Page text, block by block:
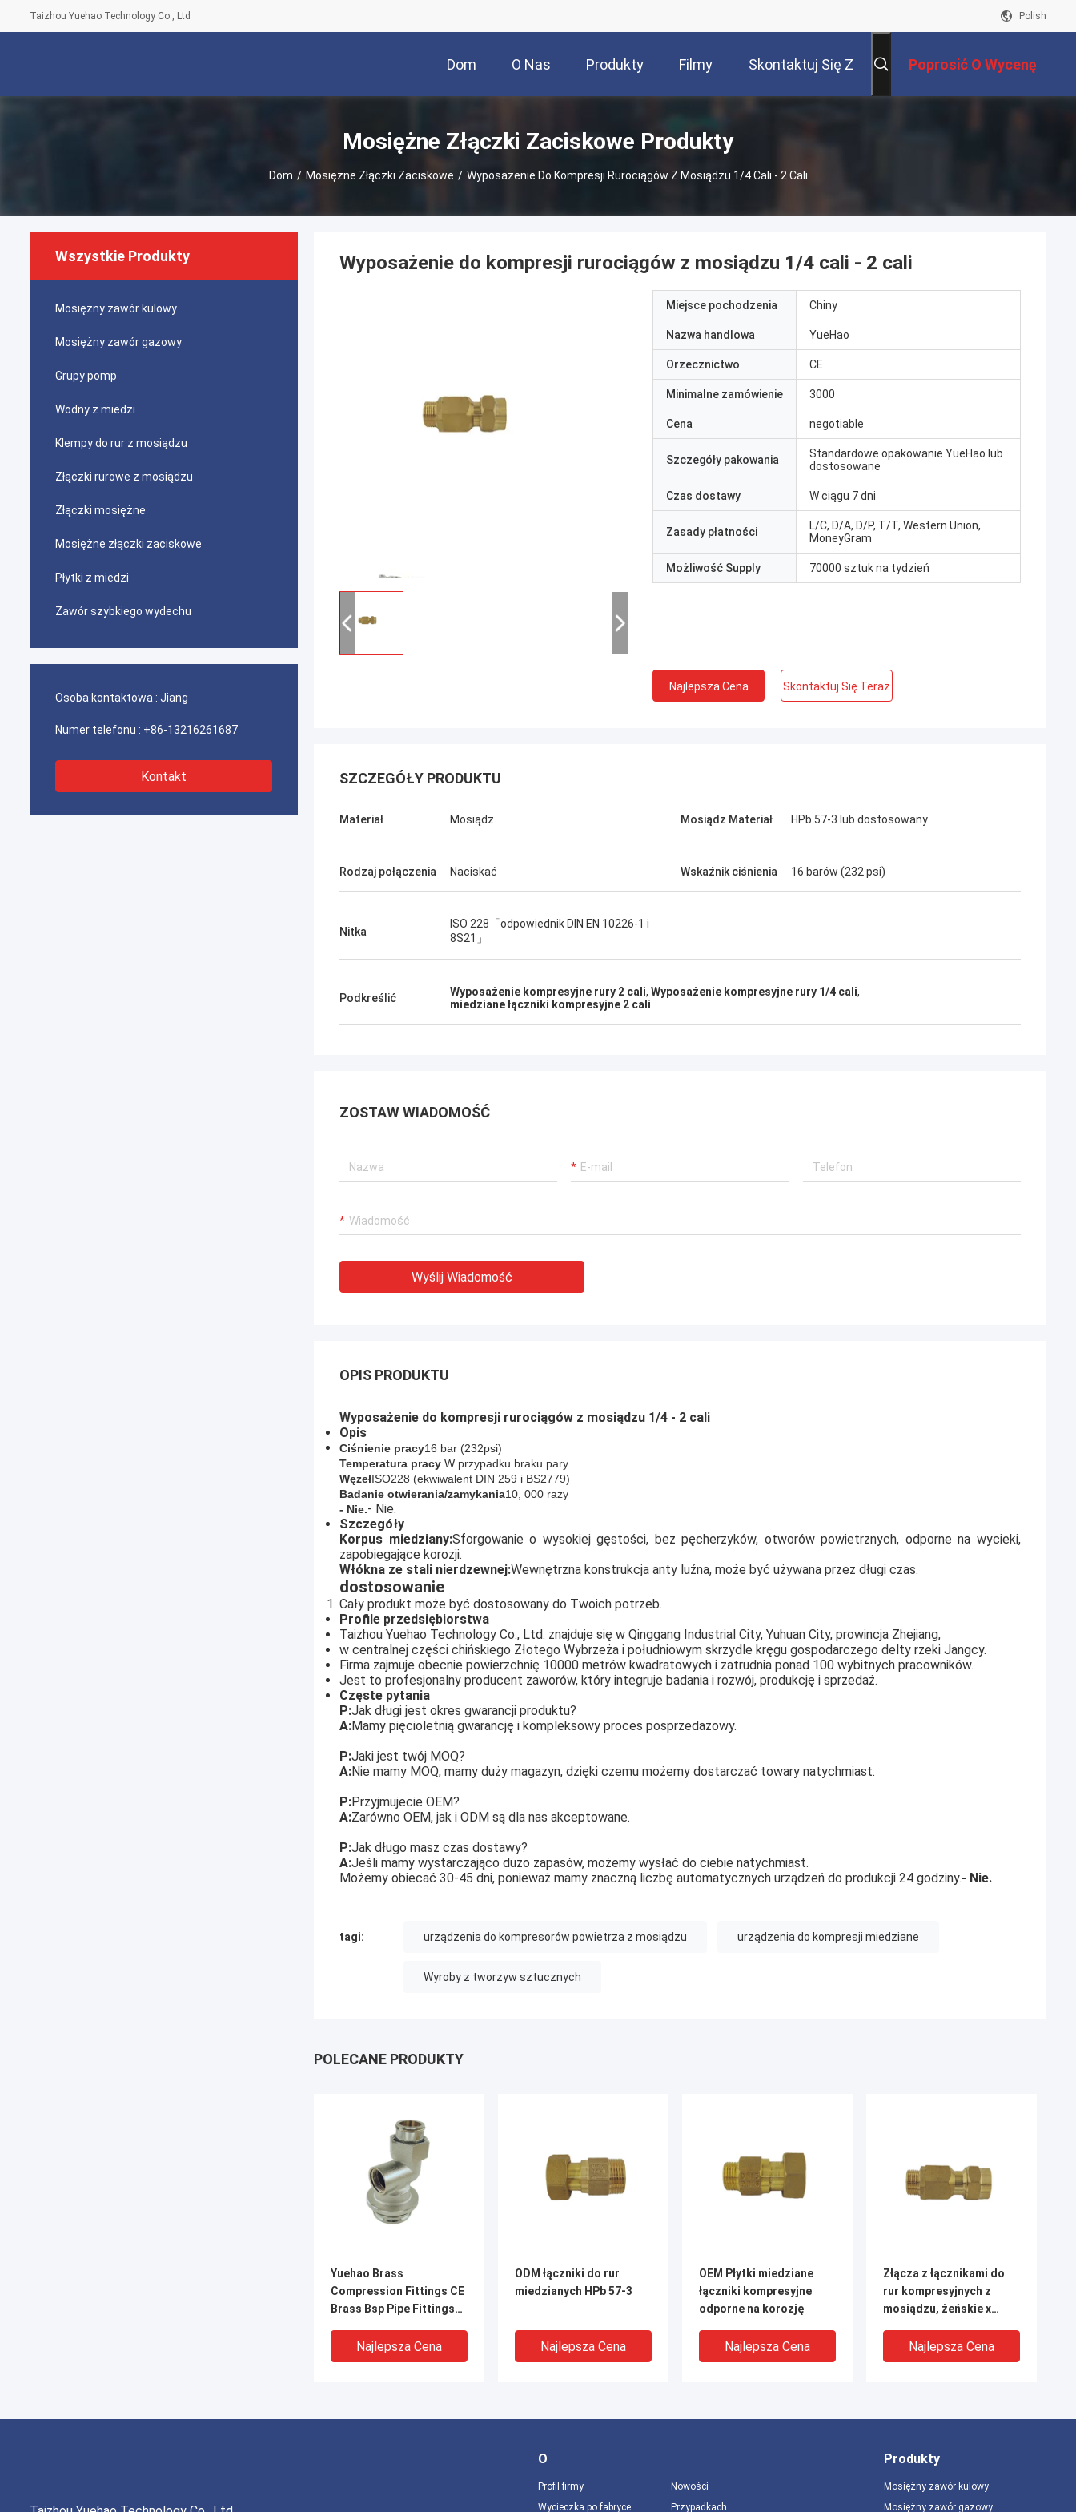
Taizhou Yuehao Technology Co., Ltd Polish
Dom O Nas Produkty Filmy Skontaktuj Się Z Poprosić O Wycenę
Mosiężne Złączki Zaciskowe Produkty
Dom / Mosiężne Złączki Zaciskowe / Wyposażenie Do Kompresji Rurociągów Z Mosiądzu 1/4 Cali - 2 Cali
Wszystkie Produkty
Mosiężny zawór kulowy
Mosiężny zawór gazowy
Grupy pomp
Wodny z miedzi
Klempy do rur z mosiądzu
Złączki rurowe z mosiądzu
Złączki mosiężne
Mosiężne złączki zaciskowe
Płytki z miedzi
Zawór szybkiego wydechu
Osoba kontaktowa : Jiang
Numer telefonu : +86-13216261687
Kontakt
Wyposażenie do kompresji rurociągów z mosiądzu 1/4 cali - 2 cali
Miejsce pochodzenia Chiny
Nazwa handlowa YueHao
Orzecznictwo CE
Minimalne zamówienie 3000
Cena negotiable
Szczegóły pakowania
Standardowe opakowanie YueHao lub
dostosowane
Czas dostawy W ciągu 7 dni
Zasady płatności
L/C, D/A, D/P, T/T, Western Union,
MoneyGram
Możliwość Supply 70000 sztuk na tydzień
Najlepsza Cena Skontaktuj Się Teraz
SZCZEGÓŁY PRODUKTU
Materiał Mosiądz Mosiądz Materiał HPb 57-3 lub dostosowany
Rodzaj połączenia Naciskać Wskaźnik ciśnienia 16 barów (232 psi)
Nitka
ISO 228「odpowiednik DIN EN 10226-1 i
8S21」
Podkreślić Wyposażenie kompresyjne rury 2 cali, Wyposażenie kompresyjne rury 1/4 cali,
miedziane łączniki kompresyjne 2 cali
ZOSTAW WIADOMOŚĆ
Wyślij Wiadomość
OPIS PRODUKTU
Wyposażenie do kompresji rurociągów z mosiądzu 1/4 - 2 cali
Opis
Ciśnienie pracy16 bar (232psi)
Temperatura pracy W przypadku braku pary
WęzełISO228 (ekwiwalent DIN 259 i BS2779)
Badanie otwierania/zamykania10, 000 razy
- Nie.- Nie.
Szczegóły
Korpus miedziany:Sforgowanie o wysokiej gęstości, bez pęcherzyków, otworów powietrznych, odporne na wycieki,
zapobiegające korozji.
Włókna ze stali nierdzewnej:Wewnętrzna konstrukcja anty luźna, może być używana przez długi czas.
dostosowanie
Cały produkt może być dostosowany do Twoich potrzeb.
Profile przedsiębiorstwa
Taizhou Yuehao Technology Co., Ltd. znajduje się w Qinggang Industrial City, Yuhuan City, prowincja Zhejiang,
w centralnej części chińskiego Złotego Wybrzeża i południowym skrzydle kręgu gospodarczego delty rzeki Jangcy.
Firma zajmuje obecnie powierzchnię 10000 metrów kwadratowych i zatrudnia ponad 100 wybitnych pracowników.
Jest to profesjonalny producent zaworów, który integruje badania i rozwój, produkcję i sprzedaż.
Częste pytania
P:Jak długi jest okres gwarancji produktu?
A:Mamy pięcioletnią gwarancję i kompleksowy proces posprzedażowy.
P:Jaki jest twój MOQ?
A:Nie mamy MOQ, mamy duży magazyn, dzięki czemu możemy dostarczać towary natychmiast.
P:Przyjmujecie OEM?
A:Zarówno OEM, jak i ODM są dla nas akceptowane.
P:Jak długo masz czas dostawy?
A:Jeśli mamy wystarczająco dużo zapasów, możemy wysłać do ciebie natychmiast.
Możemy obiecać 30-45 dni, ponieważ mamy znaczną liczbę automatycznych urządzeń do produkcji 24 godziny.- Nie.
tagi: urządzenia do kompresorów powietrza z mosiądzu urządzenia do kompresji miedziane
Wyroby z tworzyw sztucznych
POLECANE PRODUKTY
Yuehao Brass
Compression Fittings CE
Brass Bsp Pipe Fittings
Najlepsza Cena
ODM łączniki do rur
miedzianych HPb 57-3
Najlepsza Cena
OEM Płytki miedziane
łączniki kompresyjne
odporne na korozję
Najlepsza Cena
Złącza z łącznikami do
rur kompresyjnych z
mosiądzu, żeńskie x
Najlepsza Cena
O
Profil firmy
Wycieczka po fabryce
Nowości
Przypadkach
Produkty
Mosiężny zawór kulowy
Mosiężny zawór gazowy